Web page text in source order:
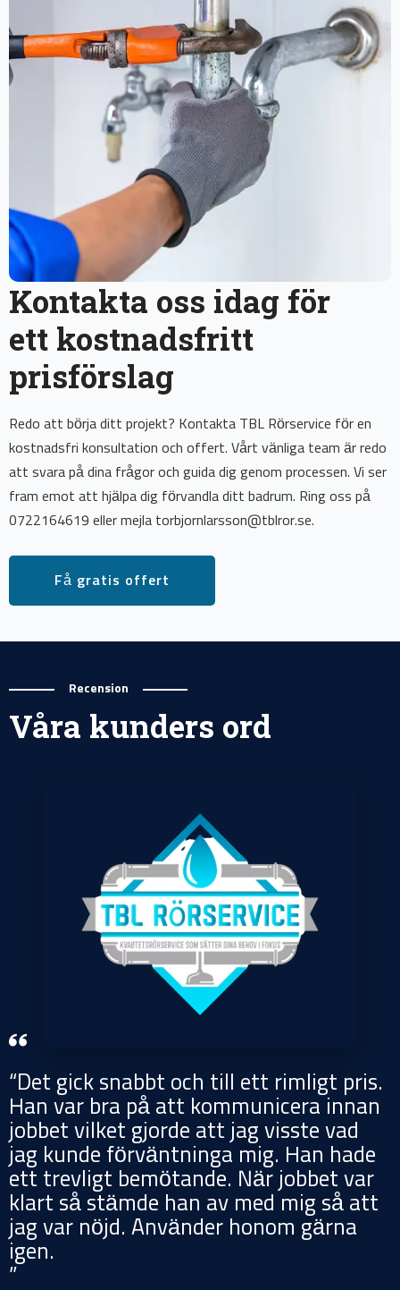
Kontakta oss idag för
ett kostnadsfritt
prisförslag
Redo att börja ditt projekt? Kontakta TBL Rörservice för en
kostnadsfri konsultation och offert. Vårt vänliga team är redo
att svara på dina frågor och guida dig genom processen. Vi ser
fram emot att hjälpa dig förvandla ditt badrum. Ring oss på
0722164619 eller mejla torbjornlarsson@tblror.se.
Få gratis offert
Recension
Våra kunders ord
“Det gick snabbt och till ett rimligt pris.
Han var bra på att kommunicera innan
jobbet vilket gjorde att jag visste vad
jag kunde förväntninga mig. Han hade
ett trevligt bemötande. När jobbet var
klart så stämde han av med mig så att
jag var nöjd. Använder honom gärna
igen.
”